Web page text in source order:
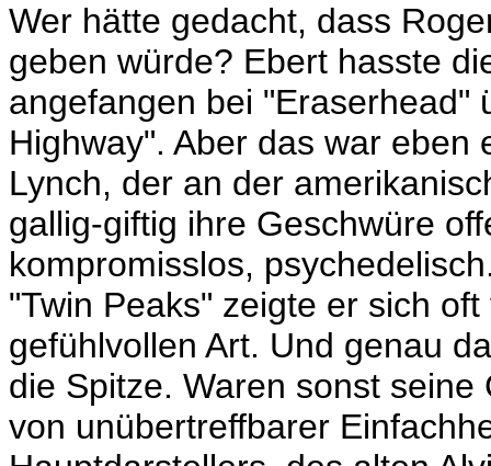
Wer hätte gedacht, dass
geben würde? Ebert hasste
angefangen bei "Eraserhead"
Highway". Aber das war
Lynch, der an der
gallig-giftig ihre Geschwüre
kompromisslos,
"Twin Peaks" zeigte er sich
gefühlvollen Art. Und genau
die Spitze. Waren sonst
von unübertreffbarer